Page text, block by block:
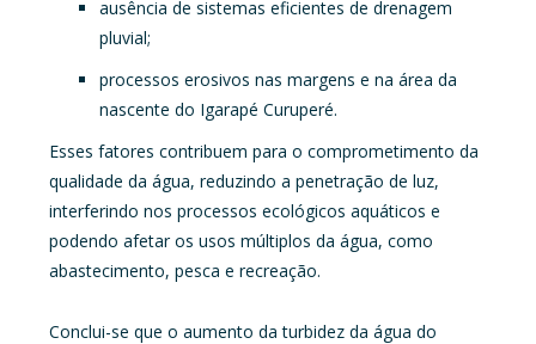
ausência de sistemas eficientes de drenagem
pluvial;
processos erosivos nas margens e na área da
nascente do Igarapé Curuperé.
Esses fatores contribuem para o comprometimento da
qualidade da água, reduzindo a penetração de luz,
interferindo nos processos ecológicos aquáticos e
podendo afetar os usos múltiplos da água, como
abastecimento, pesca e recreação.
Conclui-se que o aumento da turbidez da água do